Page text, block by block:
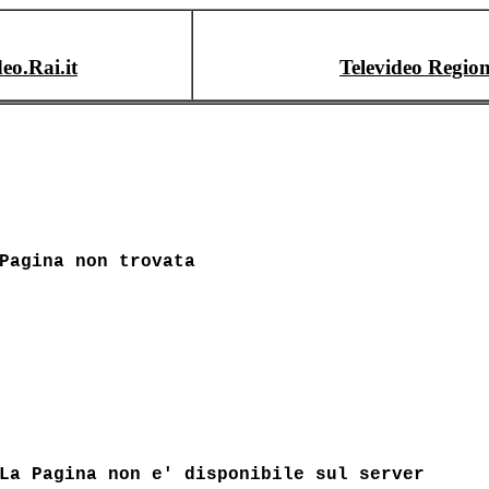
Televideo
Pagina non trovata
La Pagina non e' disponibile sul server